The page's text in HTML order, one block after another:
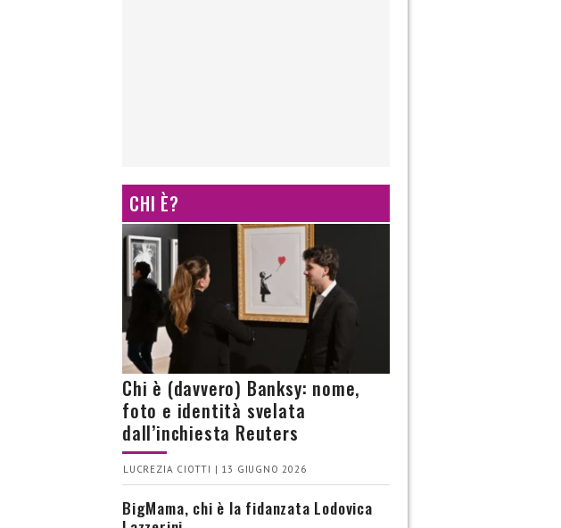
CHI È?
Chi è (davvero) Banksy: nome,
foto e identità svelata
dall’inchiesta Reuters
LUCREZIA CIOTTI | 13 GIUGNO 2026
BigMama, chi è la fidanzata Lodovica